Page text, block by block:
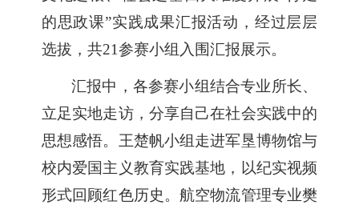
的思政课”实践成果汇报活动， 经过层层
选拔， 共21参赛小组 入围汇报展示。
汇报中，各参赛小组结合专业所长、
立足实地走访，分享自己在社会实践中的
思想感悟。王楚帆小组走进军垦博物馆与
校内爱国主义教育实践基地，以纪实视频
形式回顾红色历史。航空物流管理专业樊